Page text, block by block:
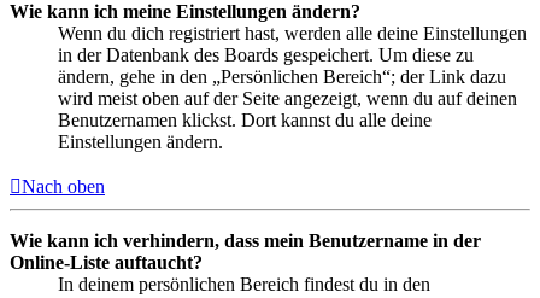
Wie kann ich meine Einstellungen ändern?
Wenn du dich registriert hast, werden alle deine Einstellungen
in der Datenbank des Boards gespeichert. Um diese zu
ändern, gehe in den „Persönlichen Bereich“; der Link dazu
wird meist oben auf der Seite angezeigt, wenn du auf deinen
Benutzernamen klickst. Dort kannst du alle deine
Einstellungen ändern.
Nach oben
Wie kann ich verhindern, dass mein Benutzername in der
Online-Liste auftaucht?
In deinem persönlichen Bereich findest du in den